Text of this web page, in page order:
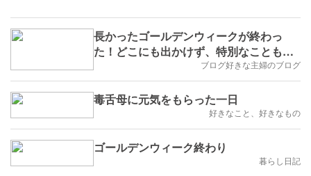
長かったゴールデンウィークが終わっ
た！どこにも出かけず、特別なこともし
ていないのになぜこんなにホッとするん
だろう…
ブログ好きな主婦のブログ
毒舌母に元気をもらった一日
好きなこと、好きなもの
ゴールデンウィーク終わり
暮らし日記